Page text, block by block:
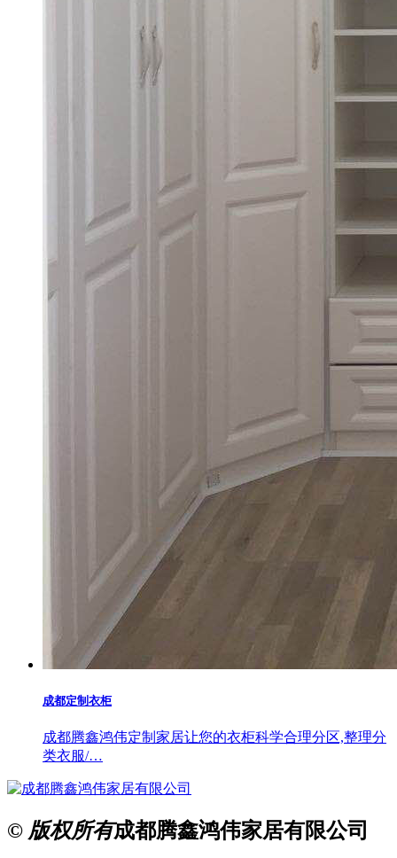
成都定制衣柜
成都腾鑫鸿伟定制家居让您的衣柜科学合理分区,整理分
类衣服/…
© 版权所有成都腾鑫鸿伟家居有限公司